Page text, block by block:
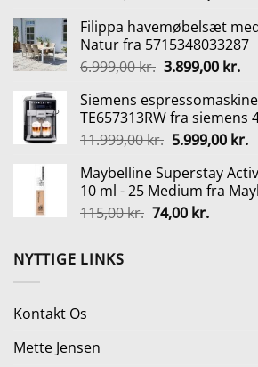
pris
var:
11.999,00 kr..
er:
Filippa havemøbelsæt
Natur fra 5715348033287
6.999,00kr. Den
pris
var:
6.999,00 kr..
3.899,00 kr.Den
er:
Siemens
TE657313RW fra siemens
11.999,00kr. Den
pris
var:
11.999,00 kr..
5.999,00 kr.
Maybelline Superstay
10 ml - 25 Medium fra
115,00kr. Den
74,00 kr.Den
NYTTIGE LINKS
Kontakt Os
Mette Jensen